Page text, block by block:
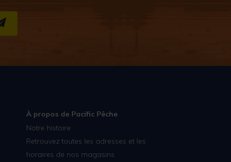
S''INSCRIRE
À propos de Pacific Pêche
Notre histoire
Retrouvez toutes les adresses et les
horaires de nos magasins